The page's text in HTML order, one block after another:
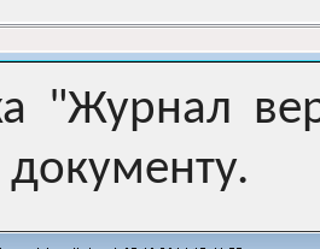
"Журнал
документу.